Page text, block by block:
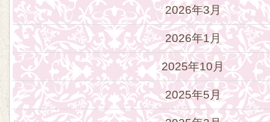
2026年3月
2026年1月
2025年10月
2025年5月